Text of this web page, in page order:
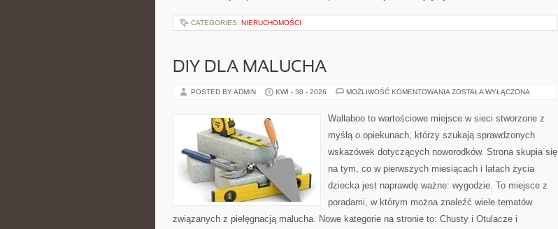
CATEGORIES: NIERUCHOMOŚCI
DIY DLA MALUCHA
POSTED BY ADMIN KWI - 30 - 2026 MOŻLIWOŚĆ KOMENTOWANIA DIY
ZOSTAŁA WYŁĄCZONA
Wallaboo to wartościowe miejsce w sieci stworzone z
myślą o opiekunach, którzy szukają sprawdzonych
wskazówek dotyczących noworodków. Strona skupia się
na tym, co w pierwszych miesiącach i latach życia
dziecka jest naprawdę ważne: wygodzie. To miejsce z
poradami, w którym można znaleźć wiele tematów
związanych z pielęgnacją malucha. Nowe kategorie na stronie to: Chusty i Otulacze i